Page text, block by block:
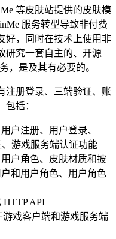
等皮肤站提供的皮肤模
服务转型导致非付费
好，同时在技术上使用非
研究一套自主的、开源
，是及其有必要的。
注册登录、三端验证、账
括：
户注册、用户登录、
游戏服务端认证功能
户角色、皮肤材质和披
和用户角色、用户角色
API
游戏客户端和游戏服务端